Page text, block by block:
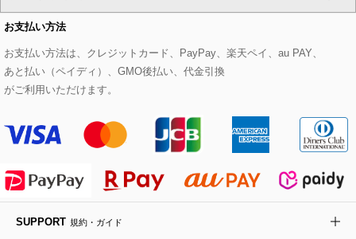
eur3
Maison de CINQ
MK MICHEL KLEIN BAG
HIROKO KOSHINO
その他のトップス
セットアップスカート
セットアップワンピース
モッズコート
ステンカラーコート
ライダースジャケット
デニムジャケット
ダウンジャケット・コート
帽子
ヘアアクセサリー
ハンカチ・バンダナ
手袋
チャーム・ストラップ
ブレスレット・バングル
ブローチ・コサージュ
ショルダーバッグ
ボストンバッグ
バックパック・リュック
ボディバッグ・メッセンジャーバッグ
トラベルバッグ
パンプス
スニーカー
フラットシューズ
ローファー
ドレスシューズ
すべてのアートフラワー
ローズ
カサブランカ・カラー
ラナンキュラス
ポプリアレンジ＆フレグランス
お支払い方法
お支払い方法は、クレジットカード、PayPay、楽天ペイ、au PAY、
あと払い（ペイディ）、GMO後払い、代金引換
がご利用いただけます。
SUPPORT 規約・ガイド